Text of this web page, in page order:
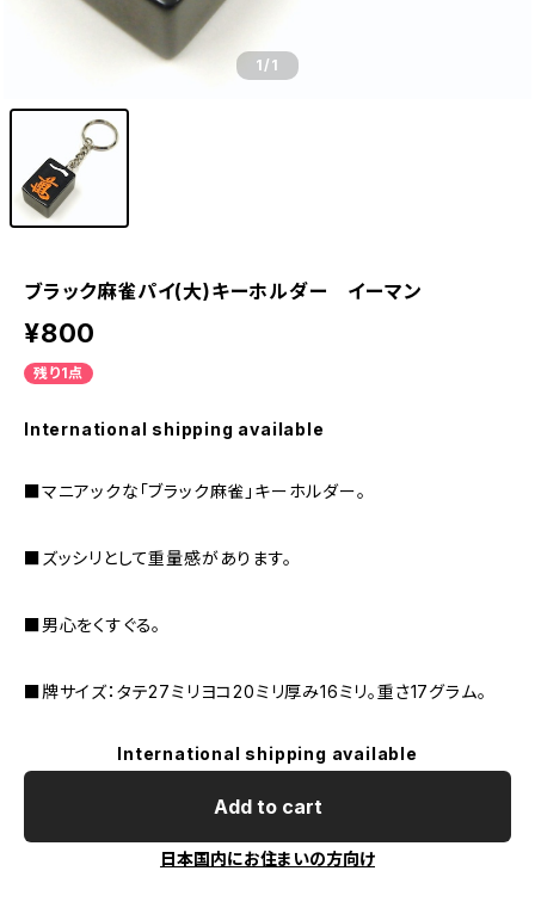
1/1
ブラック麻雀パイ(大)キーホルダー イーマン
¥800
残り1点
International shipping available
■マニアックな「ブラック麻雀」キーホルダー。
■ズッシリとして重量感があります。
■男心をくすぐる。
■牌サイズ：タテ27ミリヨコ20ミリ厚み16ミリ。重さ17グラム。
International shipping available
Add to cart
日本国内にお住まいの方向け